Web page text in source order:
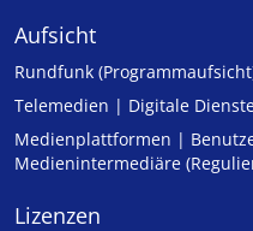
Aufsicht
Rundfunk
Telemedien | Digitale
Medienplattformen |
Medienintermediäre
Lizenzen